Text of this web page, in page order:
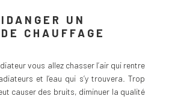
UN
CHAUFFAGE
vous allez chasser l’air qui rentre
et l’eau qui s’y trouvera. Trop
causer des bruits, diminuer la qualité